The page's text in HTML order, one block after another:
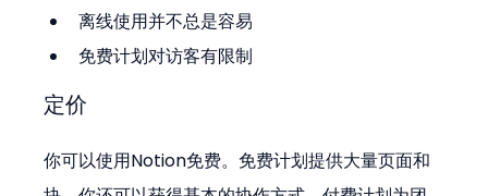
离线使用并不总是容易
免费计划对访客有限制
定价
你可以使用Notion免费。免费计划提供大量页面和